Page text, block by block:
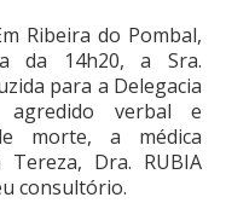
Ribeira do Pombal,
da 14h20, a Sra.
para a Delegacia
verbal e
morte, a médica
Dra. RUBIA
consultório.